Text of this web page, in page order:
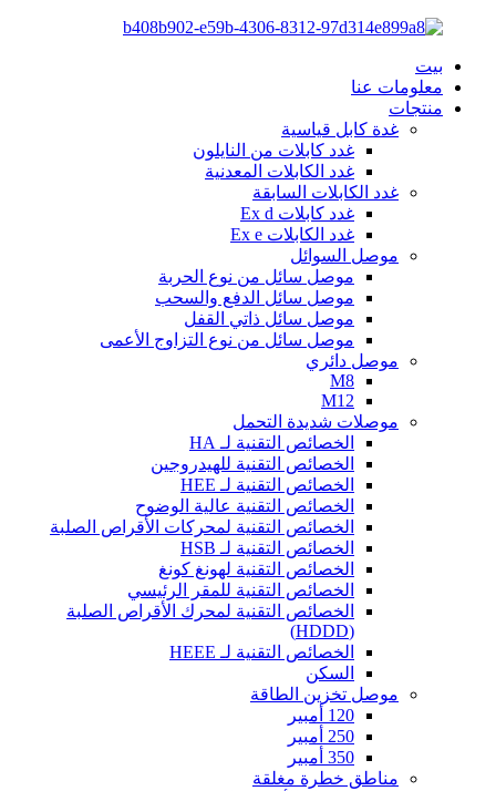
بيت
معلومات عنا
منتجات
غدة كابل قياسية
غدد كابلات من النايلون
غدد الكابلات المعدنية
غدد الكابلات السابقة
غدد كابلات Ex d
غدد الكابلات Ex e
موصل السوائل
موصل سائل من نوع الحربة
موصل سائل الدفع والسحب
موصل سائل ذاتي القفل
موصل سائل من نوع التزاوج الأعمى
موصل دائري
M8
M12
موصلات شديدة التحمل
الخصائص التقنية لـ HA
الخصائص التقنية للهيدروجين
الخصائص التقنية لـ HEE
الخصائص التقنية عالية الوضوح
الخصائص التقنية لمحركات الأقراص الصلبة
الخصائص التقنية لـ HSB
الخصائص التقنية لهونغ كونغ
الخصائص التقنية للمقر الرئيسي
الخصائص التقنية لمحرك الأقراص الصلبة
(HDDD)
الخصائص التقنية لـ HEEE
السكن
موصل تخزين الطاقة
120 أمبير
250 أمبير
350 أمبير
مناطق خطرة مغلقة